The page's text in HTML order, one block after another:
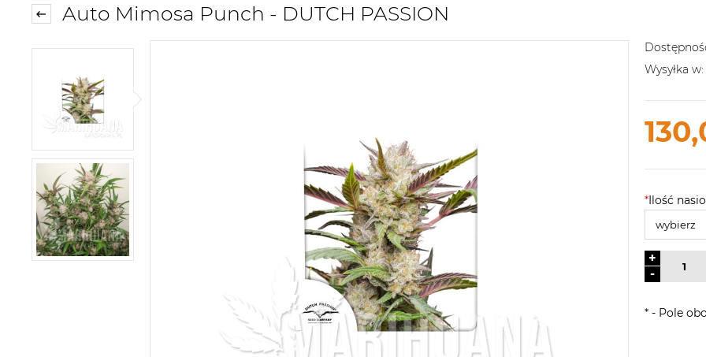
Auto Mimosa Punch - DUTCH PASSION
Wysyłka w:
*Ilość
-
+
* - Pole